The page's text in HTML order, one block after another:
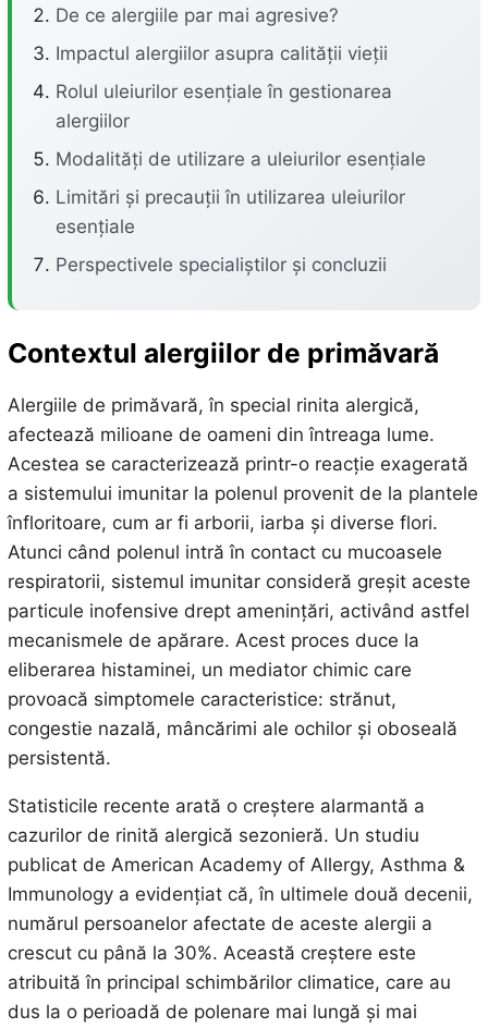
De ce alergiile par mai agresive?
Impactul alergiilor asupra calității vieții
Rolul uleiurilor esențiale în gestionarea
alergiilor
Modalități de utilizare a uleiurilor esențiale
Limitări și precauții în utilizarea uleiurilor
esențiale
Perspectivele specialiștilor și concluzii
Contextul alergiilor de primăvară
Alergiile de primăvară, în special rinita alergică,
afectează milioane de oameni din întreaga lume.
Acestea se caracterizează printr-o reacție exagerată
a sistemului imunitar la polenul provenit de la plantele
înfloritoare, cum ar fi arborii, iarba și diverse flori.
Atunci când polenul intră în contact cu mucoasele
respiratorii, sistemul imunitar consideră greșit aceste
particule inofensive drept amenințări, activând astfel
mecanismele de apărare. Acest proces duce la
eliberarea histaminei, un mediator chimic care
provoacă simptomele caracteristice: strănut,
congestie nazală, mâncărimi ale ochilor și oboseală
persistentă.
Statisticile recente arată o creștere alarmantă a
cazurilor de rinită alergică sezonieră. Un studiu
publicat de American Academy of Allergy, Asthma &
Immunology a evidențiat că, în ultimele două decenii,
numărul persoanelor afectate de aceste alergii a
crescut cu până la 30%. Această creștere este
atribuită în principal schimbărilor climatice, care au
dus la o perioadă de polenare mai lungă și mai